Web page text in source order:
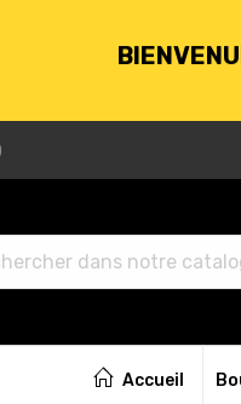
LIVRAISON
Accueil